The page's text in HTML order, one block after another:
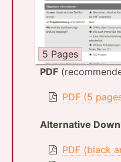
5 Pages
PDF
PDF (5
Alternative
PDF (black